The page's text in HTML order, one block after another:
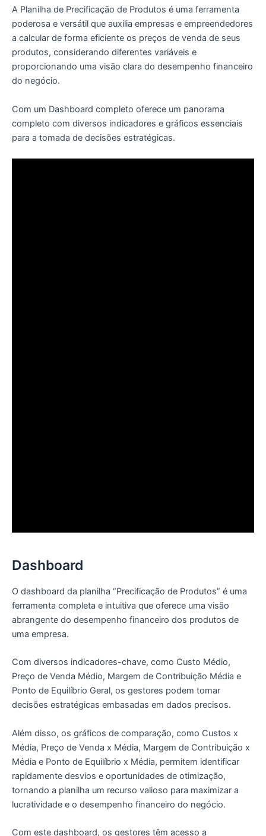
A Planilha de Precificação de Produtos é uma ferramenta
poderosa e versátil que auxilia empresas e empreendedores
a calcular de forma eficiente os preços de venda de seus
produtos, considerando diferentes variáveis e
proporcionando uma visão clara do desempenho financeiro
do negócio.
Com um Dashboard completo oferece um panorama
completo com diversos indicadores e gráficos essenciais
para a tomada de decisões estratégicas.
Dashboard
O dashboard da planilha “Precificação de Produtos” é uma
ferramenta completa e intuitiva que oferece uma visão
abrangente do desempenho financeiro dos produtos de
uma empresa.
Com diversos indicadores-chave, como Custo Médio,
Preço de Venda Médio, Margem de Contribuição Média e
Ponto de Equilíbrio Geral, os gestores podem tomar
decisões estratégicas embasadas em dados precisos.
Além disso, os gráficos de comparação, como Custos x
Média, Preço de Venda x Média, Margem de Contribuição x
Média e Ponto de Equilíbrio x Média, permitem identificar
rapidamente desvios e oportunidades de otimização,
tornando a planilha um recurso valioso para maximizar a
lucratividade e o desempenho financeiro do negócio.
Com este dashboard, os gestores têm acesso a